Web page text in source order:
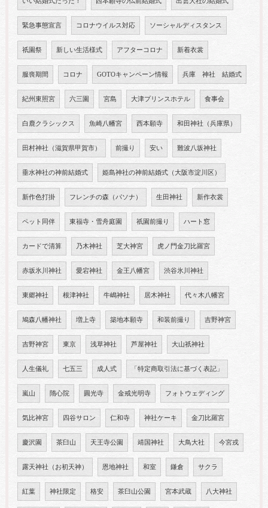
緊急事態宣言 コロナウイルス対応 ソーシャルディスタンス
祇園祭 新しい生活様式 アフターコロナ 新着衣裳
服喪期間 コロナ GOTOキャンペーン情報 兵庫 神社 結婚式
紀州東照宮 六三園 宮島 大津プリンスホテル 食事会
白鹿クラシックス 魚崎八幡宮 西本願寺 和田神社（兵庫県）
田村神社（滋賀県甲賀市） 前撮り 安い 難波八坂神社
垂水神社の神前結婚式 姫島神社の神前結婚式（大阪市淀川区）
新作色打掛 フレンチの森（パソナ） 生田神社 新作衣裳
ペット同伴 東福寺・雪舟庭園 祇園前撮り ハート窓
カードで清算 乃木神社 芝大神宮 虎ノ門金刀比羅宮
赤坂氷川神社 愛宕神社 金王八幡宮 渋谷氷川神社
東郷神社 根津神社 牛嶋神社 居木神社 代々木八幡宮
鳩森八幡神社 増上寺 築地本願寺 和装前撮り 吉野神宮
吉野神宮 東京 浅草神社 芦屋神社 大山祇神社
人生儀礼 七五三 成人式 「特定商取引法に基づく表記」
嵐山 隋心院 圓光寺 金戒光明寺 フォトウェディング
気比神宮 四谷サロン 仁和寺 神社ケーキ 金刀比羅宮
慶沢園 茶臼山 天王寺公園 靖国神社 大鳥大社 今宮戎
露天神社（お初天神） 恩地神社 和室 鎌倉 サクラ
紅葉 神社限定 格安 茶臼山公園 宮本武蔵 八大神社